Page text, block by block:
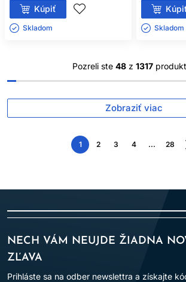
Kúpiť
Skladom ㅤ Skladom ㅤ
Pozreli ste 48z 1317
Zobraziť viac
1 2 3 4 ... 28
NECH VÁM NEUJDE ŽIADNA
ZĽAVA
Prihláste sa na odber newslettra a získajte